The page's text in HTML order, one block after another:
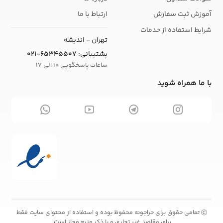
آموزش ثبت سفارش
شرایط استفاده از خدمات
ارتباط با ما
تهران - اندیشه
پشتیبانی: 021-65345507
ساعات پاسخگویی 10 الی 17
با ما همراه شوید
Ⓒتمامی حقوق برای حراجونه محفوظ بوده و استفاده از محتوای سایت فقط